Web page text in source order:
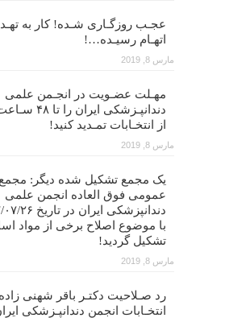
عجـب روزگـاری شـده! کار به
اتهـام رسیـده…!
مارس 8, 2019
مهـلت عضـویت در انجـمن علمی
دندانپـزشکی ایران
از انتخـابات تمـدید کنید!
مارس 8, 2019
یک مجمع تشکیل شده دیگر: مجمع
عمومی فوق العاده انجمن علمی
با موضوع اصلاح برخی از مواد
تشکیل گردید!
مارس 8, 2019
رد صـلاحیت دکتـر باقر شهنی زاده
انتخـابات انجمن دندانپـزشکی